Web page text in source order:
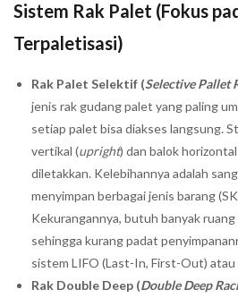
Sistem Rak Palet (Fokus
Terpaletisasi)
Rak Palet Selektif (Selective Pallet
jenis rak gudang palet yang paling
setiap palet bisa diakses langsung.
vertikal (upright) dan balok
diletakkan. Kelebihannya adalah
menyimpan berbagai jenis barang
Kekurangannya, butuh banyak
sehingga kurang padat
sistem LIFO (Last-In, First-Out)
Rak Double Deep (Double Deep